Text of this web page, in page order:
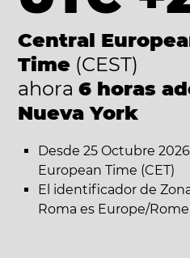
Central
Time (CEST)
ahora 6 horas
Nueva York
Desde 25 Octubre
European Time (CET)
El identificador de
Roma es Europe/